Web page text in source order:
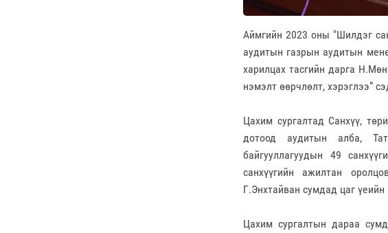
Аймгийн 2023 оны "Шилдэг
аудитын газрын аудитын
харилцах тасгийн дарга
нэмэлт өөрчлөлт, хэрэглээ”
Цахим сургалтад Санхүү,
дотоод аудитын алба,
байгууллагуудын 49
санхүүгийн ажилтан
Г.Энхтайван сумдад цаг
Цахим сургалтын дараа